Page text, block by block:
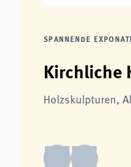
SPANNENDE
Kirchliche
Holzskulpturen,